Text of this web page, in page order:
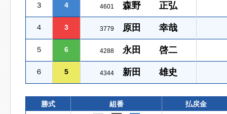
３ 4 4601 森野 正弘
４ 3 3779 原田 幸哉
５ 6 4288 永田 啓二
６ 5 4344 新田 雄史
勝式 組番 払戻金